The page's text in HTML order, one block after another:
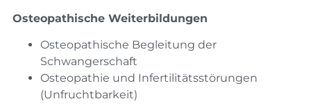
Osteopathische Weiterbildungen
Osteopathische Begleitung der
Schwangerschaft
Osteopathie und Infertilitätsstörungen
(Unfruchtbarkeit)